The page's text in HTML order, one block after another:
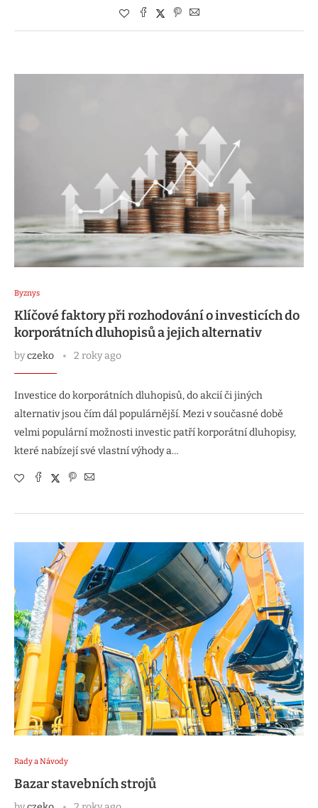
Byznys
Klíčové faktory při rozhodování o investicích do
korporátních dluhopisů a jejich alternativ
byczeko 2 roky ago
Investice do korporátních dluhopisů, do akcií či jiných
alternativ jsou čím dál populárnější. Mezi v současné době
velmi populární možnosti investic patří korporátní dluhopisy,
které nabízejí své vlastní výhody a…
Rady a Návody
Bazar stavebních strojů